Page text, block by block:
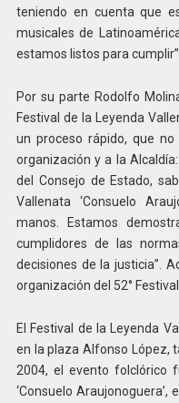
teniendo en cuenta que
musicales de
estamos listos para
Por su parte Rodolfo
Festival de la Leyenda
un proceso rápido, que
organización y a la
del Consejo de Estado,
Vallenata ‘Consuelo
manos. Estamos
cumplidores de las
decisiones de la justicia”.
organización del 52°
El Festival de la Leyenda
en la plaza Alfonso López,
2004, el evento folclórico
‘Consuelo